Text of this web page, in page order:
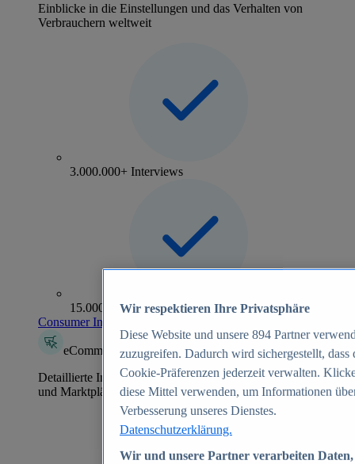
Einblicke in die Einstellungen und das Verhalten von
Verbrauchern weltweit
3.000.000+ Interviews
15.000+ Marken
Consumer Insights entdecken
eCommerce Insights
Detaillierte Informationen zu mehr als 39.000 Online-Shops
und Marktplätzen
Wir respektieren Ihre Privatsphäre
Diese Website und unsere 894 Partner
zuzugreifen. Dadurch wird sichergestellt,
Cookie-Präferenzen jederzeit verwalten.
diese Mittel verwenden, um Informationen
Verbesserung unseres Dienstes.
Datenschutzerklärung.
Wir und unsere Partner verarbeiten